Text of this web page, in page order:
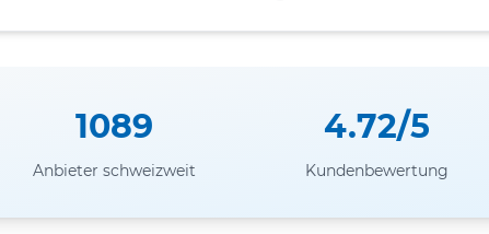
1089
Anbieter schweizweit
4.72/5
Kundenbewertung